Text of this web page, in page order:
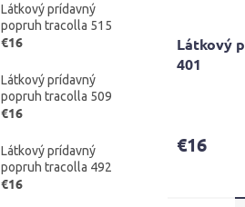
Látkový prídavný
popruh tracolla 515
€16
Látkový prídavný
popruh tracolla 509
€16
Látkový prídavný
popruh tracolla 492
€16
Látkový
401
je
€16